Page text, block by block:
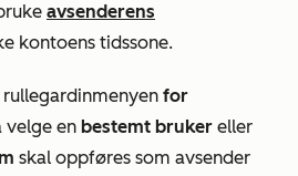
avsenderens
kontoens tidssone.
rullegardinmenyen for
velge en bestemt bruker eller
skal oppføres som avsender